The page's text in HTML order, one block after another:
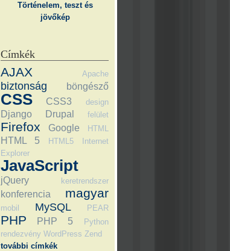
Történelem, teszt és
jövőkép
Címkék
AJAX Apache
biztonság böngésző
CSS CSS3 design
Django Drupal felület
Firefox Google HTML
HTML 5 HTML5
Internet
Explorer
JavaScript
jQuery keretrendszer
konferencia magyar
mobil MySQL PEAR
PHP PHP 5
Python
rendezvény WordPress Zend
további címkék